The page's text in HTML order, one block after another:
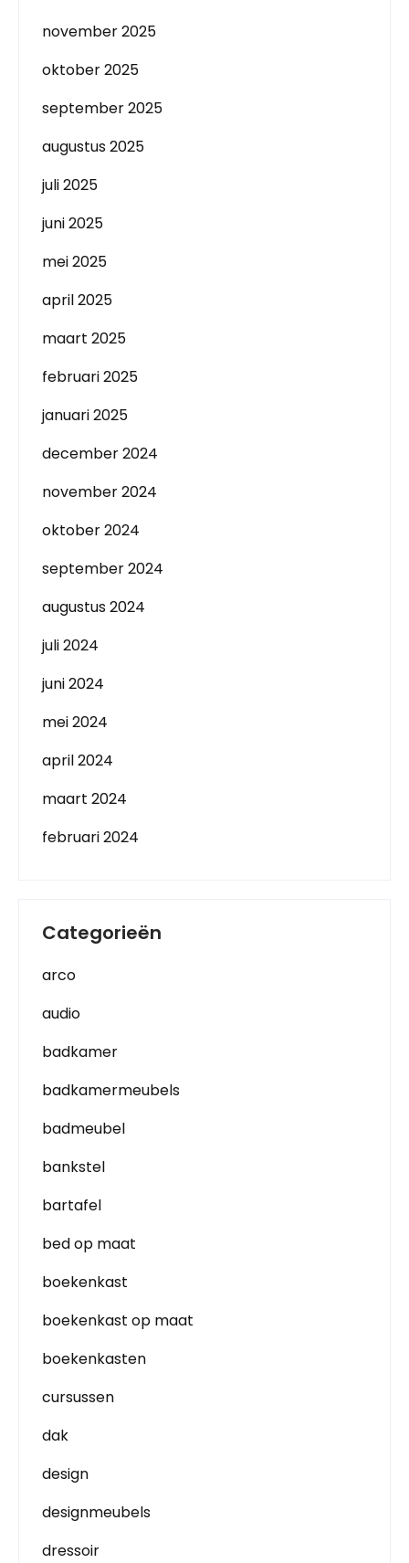
november 2025
oktober 2025
september 2025
augustus 2025
juli 2025
juni 2025
mei 2025
april 2025
maart 2025
februari 2025
januari 2025
december 2024
november 2024
oktober 2024
september 2024
augustus 2024
juli 2024
juni 2024
mei 2024
april 2024
maart 2024
februari 2024
Categorieën
arco
audio
badkamer
badkamermeubels
badmeubel
bankstel
bartafel
bed op maat
boekenkast
boekenkast op maat
boekenkasten
cursussen
dak
design
designmeubels
dressoir